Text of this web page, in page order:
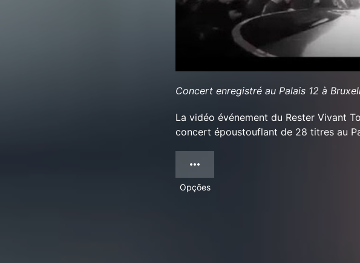
Concert enregistré au Palais 12 à
La vidéo événement du Rester Vivant
concert époustouflant de 28 titres au
Opções